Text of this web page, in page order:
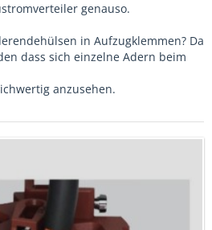
genauso.
in Aufzugklemmen? Da
dass sich einzelne Adern beim
anzusehen.